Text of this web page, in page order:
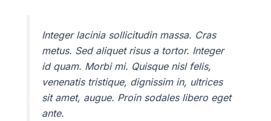
Integer lacinia sollicitudin massa. Cras
metus. Sed aliquet risus a tortor. Integer
id quam. Morbi mi. Quisque nisl felis,
venenatis tristique, dignissim in, ultrices
sit amet, augue. Proin sodales libero eget
ante.